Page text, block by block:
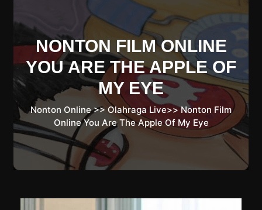
NONTON FILM ONLINE
YOU ARE THE APPLE OF
MY EYE
Nonton Online>> Olahraga Live>>Nonton Film
Online You Are The Apple Of My Eye